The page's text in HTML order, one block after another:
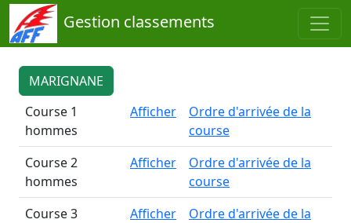
Gestion classements
MARIGNANE
Course 1
hommes
Afficher
Ordre d'arrivée de la
course
Course 2
hommes
Afficher
Ordre d'arrivée de la
course
Course 3
Afficher
Ordre d'arrivée de la